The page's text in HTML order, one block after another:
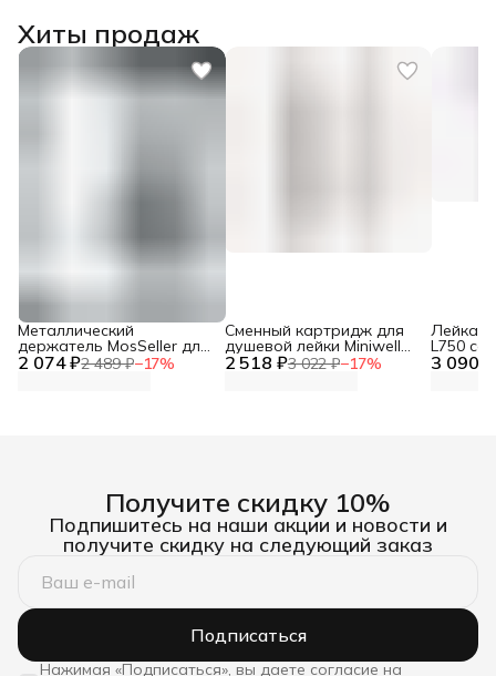
Хиты продаж
2 074 ₽2 489 ₽−17%
Металлический
держатель MosSeller для
смартфона с 2 518 ₽3 022 ₽−17%
Сменный картридж для
душевой лейки Miniwell
L750, угольный 3 090 ₽
Лейка
L750 со
Получите скидку 10%
Подпишитесь на наши акции и новости и
получите скидку на следующий заказ
Подписаться
Нажимая «Подписаться», вы даете согласие на